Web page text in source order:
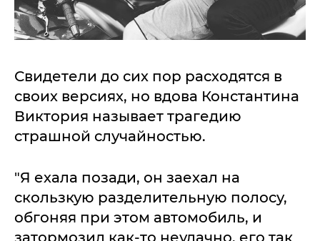
Свидетели до сих пор расходятся в
своих версиях, но вдова Константина
Виктория называет трагедию
страшной случайностью.
"Я ехала позади, он заехал на
скользкую разделительную полосу,
обгоняя при этом автомобиль, и
затормозил как-то неудачно, его так